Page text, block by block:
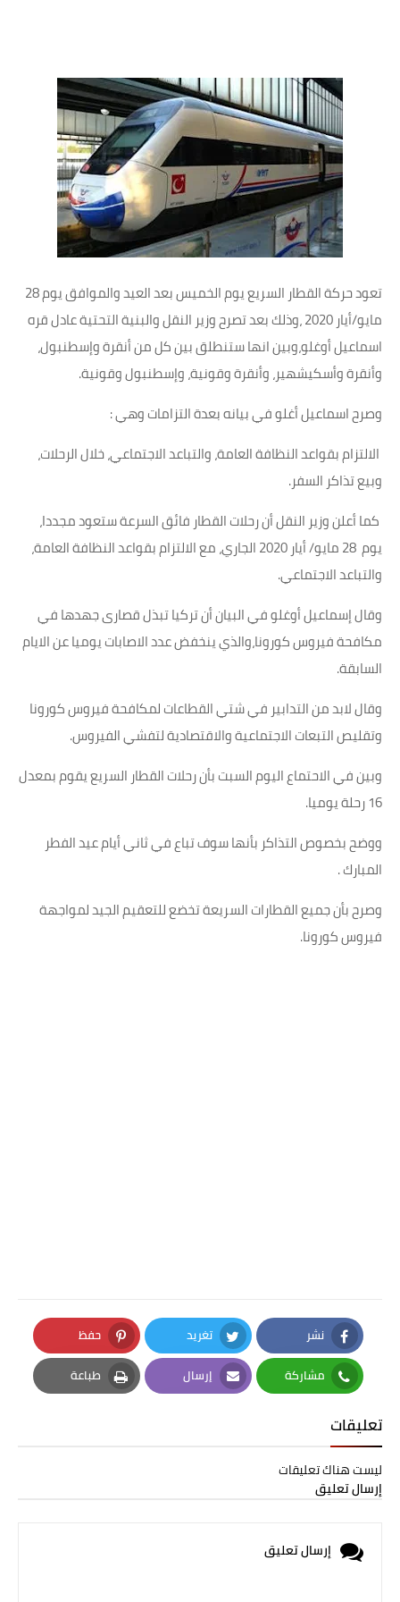
تعود حركة القطار السريع يوم الخميس بعد العيد والموافق يوم 28
مايو/أيار 2020 ،وذلك بعد تصرح وزير النقل والبنية التحتية عادل قره
اسماعيل أوغلو،وبين انها ستنطلق بين كل من أنقرة وإسطنبول،
وأنقرة وأسكيشهير، وأنقرة وقونية، وإسطنبول وقونية.
وصرح اسماعيل أغلو في بيانه بعدة التزامات وهي :
الالتزام بقواعد النظافة العامة، والتباعد الاجتماعي، خلال الرحلات،
وبيع تذاكر السفر.
كما أعلن وزير النقل أن رحلات القطار فائق السرعة ستعود مجددا،
يوم 28 مايو/ أيار 2020 الجاري، مع الالتزام بقواعد النظافة العامة،
والتباعد الاجتماعي.
وقال إسماعيل أوغلو في البيان أن تركيا تبذل قصارى جهدها في
مكافحة فيروس كورونا،والذي ينخفض عدد الاصابات يوميا عن الايام
السابقة.
وقال لابد من التدابير في شتي القطاعات لمكافحة فيروس كورونا
وتقليص التبعات الاجتماعية والاقتصادية لتفشي الفيروس.
وبين في الاحتماع اليوم السبت بأن رحلات القطار السريع يقوم بمعدل
16 رحلة يوميا.
ووضح بخصوص التذاكر بأنها سوف تباع في ثاني أيام عيد الفطر
المبارك .
وصرح بأن جميع القطارات السريعة تخضع للتعقيم الجيد لمواجهة
فيروس كورونا.
نشر
Facebook
تغريد
Twitter
حفظ
Pinterest
مشاركة
Whatsapp
إرسال
Email
طباعة
Print
تعليقات
ليست هناك تعليقات
إرسال تعليق
إرسال تعليق